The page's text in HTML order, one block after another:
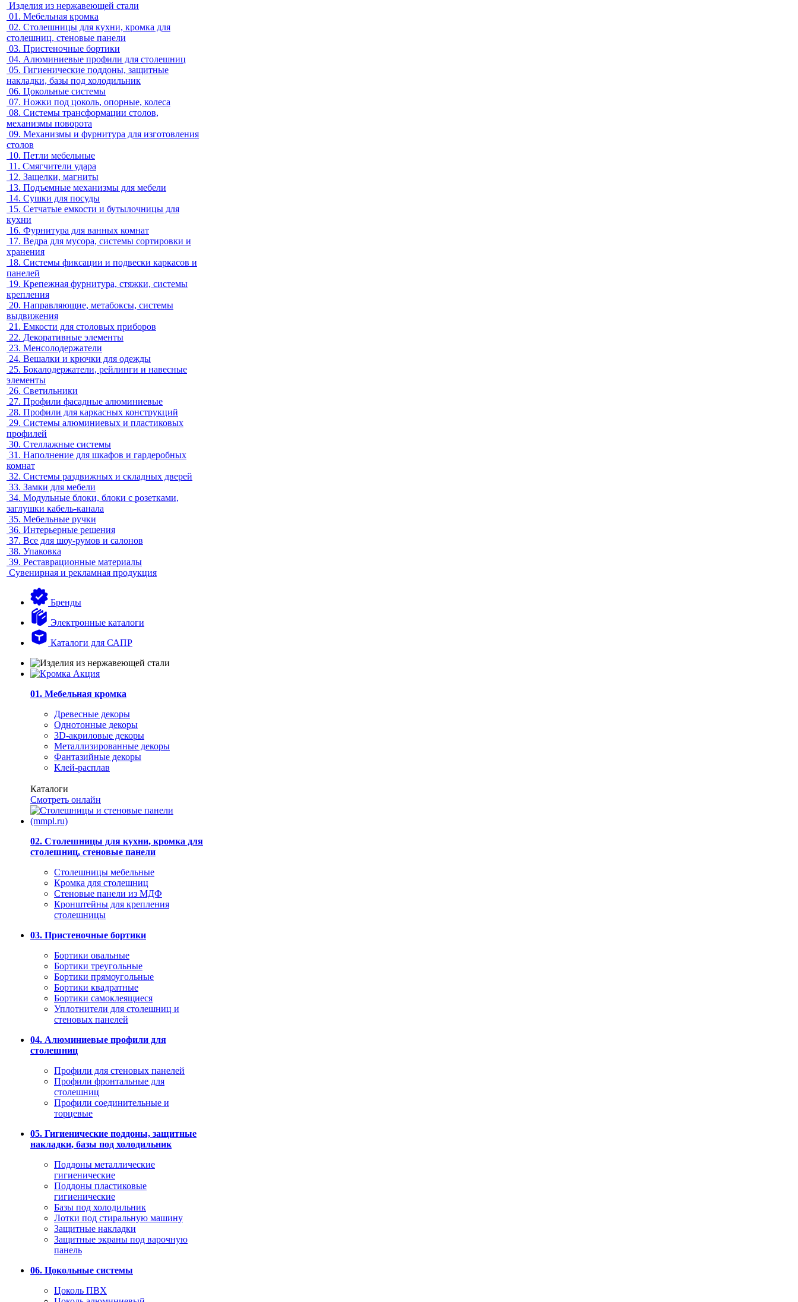
Изделия из нержавеющей стали
01. Мебельная кромка
02. Столешницы для кухни, кромка для
столешниц, стеновые панели
03. Пристеночные бортики
04. Алюминиевые профили для столешниц
05. Гигиенические поддоны, защитные
накладки, базы под холодильник
06. Цокольные системы
07. Ножки под цоколь, опорные, колеса
08. Системы трансформации столов,
механизмы поворота
09. Механизмы и фурнитура для изготовления
столов
10. Петли мебельные
11. Смягчители удара
12. Защелки, магниты
13. Подъемные механизмы для мебели
14. Сушки для посуды
15. Сетчатые емкости и бутылочницы для
кухни
16. Фурнитура для ванных комнат
17. Ведра для мусора, системы сортировки и
хранения
18. Системы фиксации и подвески каркасов и
панелей
19. Крепежная фурнитура, стяжки, системы
крепления
20. Направляющие, метабоксы, системы
выдвижения
21. Емкости для столовых приборов
22. Декоративные элементы
23. Менсолодержатели
24. Вешалки и крючки для одежды
25. Бокалодержатели, рейлинги и навесные
элементы
26. Светильники
27. Профили фасадные алюминиевые
28. Профили для каркасных конструкций
29. Системы алюминиевых и пластиковых
профилей
30. Стеллажные системы
31. Наполнение для шкафов и гардеробных
комнат
32. Системы раздвижных и складных дверей
33. Замки для мебели
34. Модульные блоки, блоки с розетками,
заглушки кабель-канала
35. Мебельные ручки
36. Интерьерные решения
37. Все для шоу-румов и салонов
38. Упаковка
39. Реставрационные материалы
Сувенирная и рекламная продукция
Бренды
Электронные каталоги
Каталоги для САПР
01. Мебельная кромка
Древесные декоры
Однотонные декоры
3D-акриловые декоры
Металлизированные декоры
Фантазийные декоры
Клей-расплав
Каталоги
Смотреть онлайн
02. Столешницы для кухни, кромка для
столешниц, стеновые панели
Столешницы мебельные
Кромка для столешниц
Стеновые панели из МДФ
Кронштейны для крепления
столешницы
03. Пристеночные бортики
Бортики овальные
Бортики треугольные
Бортики прямоугольные
Бортики квадратные
Бортики самоклеящиеся
Уплотнители для столешниц и
стеновых панелей
04. Алюминиевые профили для
столешниц
Профили для стеновых панелей
Профили фронтальные для
столешниц
Профили соединительные и
торцевые
05. Гигиенические поддоны, защитные
накладки, базы под холодильник
Поддоны металлические
гигиенические
Поддоны пластиковые
гигиенические
Базы под холодильник
Лотки под стиральную машину
Защитные накладки
Защитные экраны под варочную
панель
06. Цокольные системы
Цоколь ПВХ